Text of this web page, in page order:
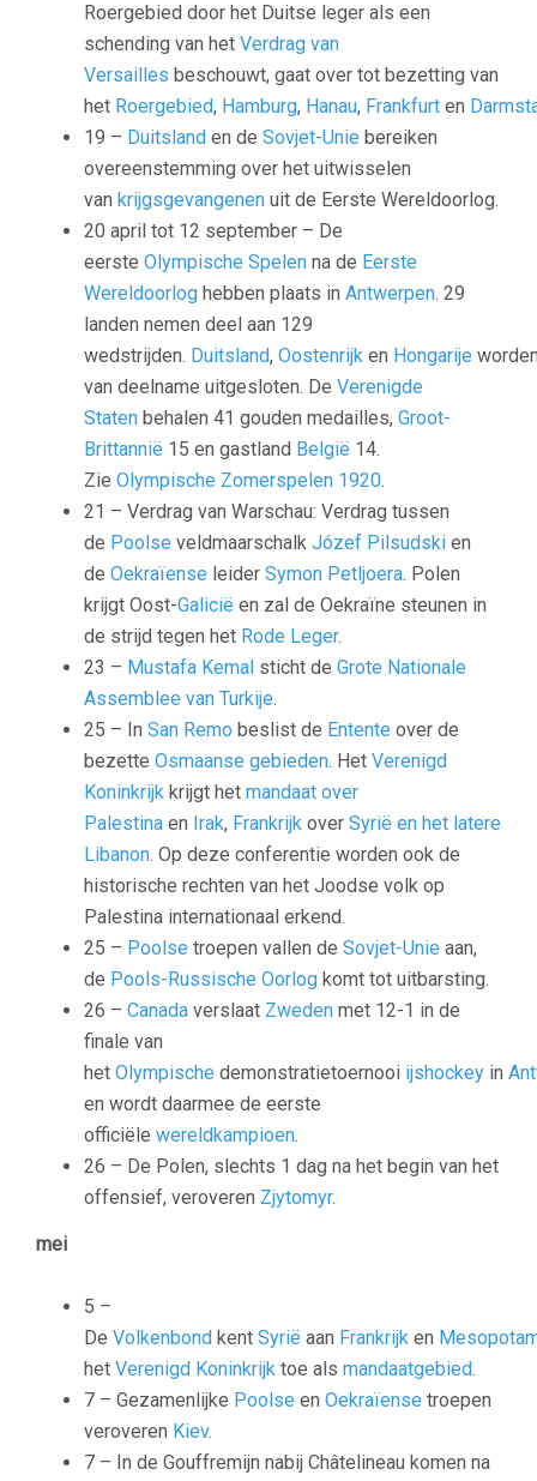
Roergebied door het Duitse leger als een
schending van het Verdrag van
Versailles beschouwt, gaat over tot bezetting van
het Roergebied, Hamburg, Hanau, Frankfurt en
19 – Duitsland en de Sovjet-Unie bereiken
overeenstemming over het uitwisselen
van krijgsgevangenen uit de Eerste Wereldoorlog.
20 april tot 12 september – De
eerste Olympische Spelen na de Eerste
Wereldoorlog hebben plaats in Antwerpen. 29
landen nemen deel aan 129
wedstrijden. Duitsland, Oostenrijk en Hongarije
van deelname uitgesloten. De Verenigde
Staten behalen 41 gouden medailles, Groot-
Brittannië 15 en gastland België 14.
Zie Olympische Zomerspelen 1920.
21 – Verdrag van Warschau: Verdrag tussen
de Poolse veldmaarschalk Józef Pilsudski en
de Oekraïense leider Symon Petljoera. Polen
krijgt Oost-Galicië en zal de Oekraïne steunen in
de strijd tegen het Rode Leger.
23 – Mustafa Kemal sticht de Grote Nationale
Assemblee van Turkije.
25 – In San Remo beslist de Entente over de
bezette Osmaanse gebieden. Het Verenigd
Koninkrijk krijgt het mandaat over
Palestina en Irak, Frankrijk over Syrië en het latere
Libanon. Op deze conferentie worden ook de
historische rechten van het Joodse volk op
Palestina internationaal erkend.
25 – Poolse troepen vallen de Sovjet-Unie aan,
de Pools-Russische Oorlog komt tot uitbarsting.
26 – Canada verslaat Zweden met 12-1 in de
finale van
het Olympische demonstratietoernooi ijshockey in
en wordt daarmee de eerste
officiële wereldkampioen.
26 – De Polen, slechts 1 dag na het begin van het
offensief, veroveren Zjytomyr.
mei
5 –
De Volkenbond kent Syrië aan Frankrijk en
het Verenigd Koninkrijk toe als mandaatgebied.
7 – Gezamenlijke Poolse en Oekraïense troepen
veroveren Kiev.
7 – In de Gouffremijn nabij Châtelineau komen na